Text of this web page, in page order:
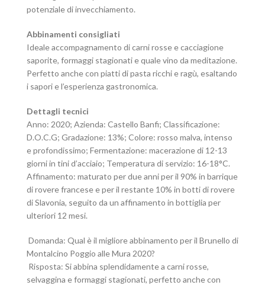
potenziale di invecchiamento.
Abbinamenti consigliati
Ideale accompagnamento di carni rosse e cacciagione
saporite, formaggi stagionati e quale vino da meditazione.
Perfetto anche con piatti di pasta ricchi e ragù, esaltando
i sapori e l’esperienza gastronomica.
Dettagli tecnici
Anno: 2020; Azienda: Castello Banfi; Classificazione:
D.O.C.G; Gradazione: 13%; Colore: rosso malva, intenso
e profondissimo; Fermentazione: macerazione di 12-13
giorni in tini d’acciaio; Temperatura di servizio: 16-18°C.
Affinamento: maturato per due anni per il 90% in barrique
di rovere francese e per il restante 10% in botti di rovere
di Slavonia, seguito da un affinamento in bottiglia per
ulteriori 12 mesi.
Domanda: Qual è il migliore abbinamento per il Brunello di
Montalcino Poggio alle Mura 2020?
Risposta: Si abbina splendidamente a carni rosse,
selvaggina e formaggi stagionati, perfetto anche con